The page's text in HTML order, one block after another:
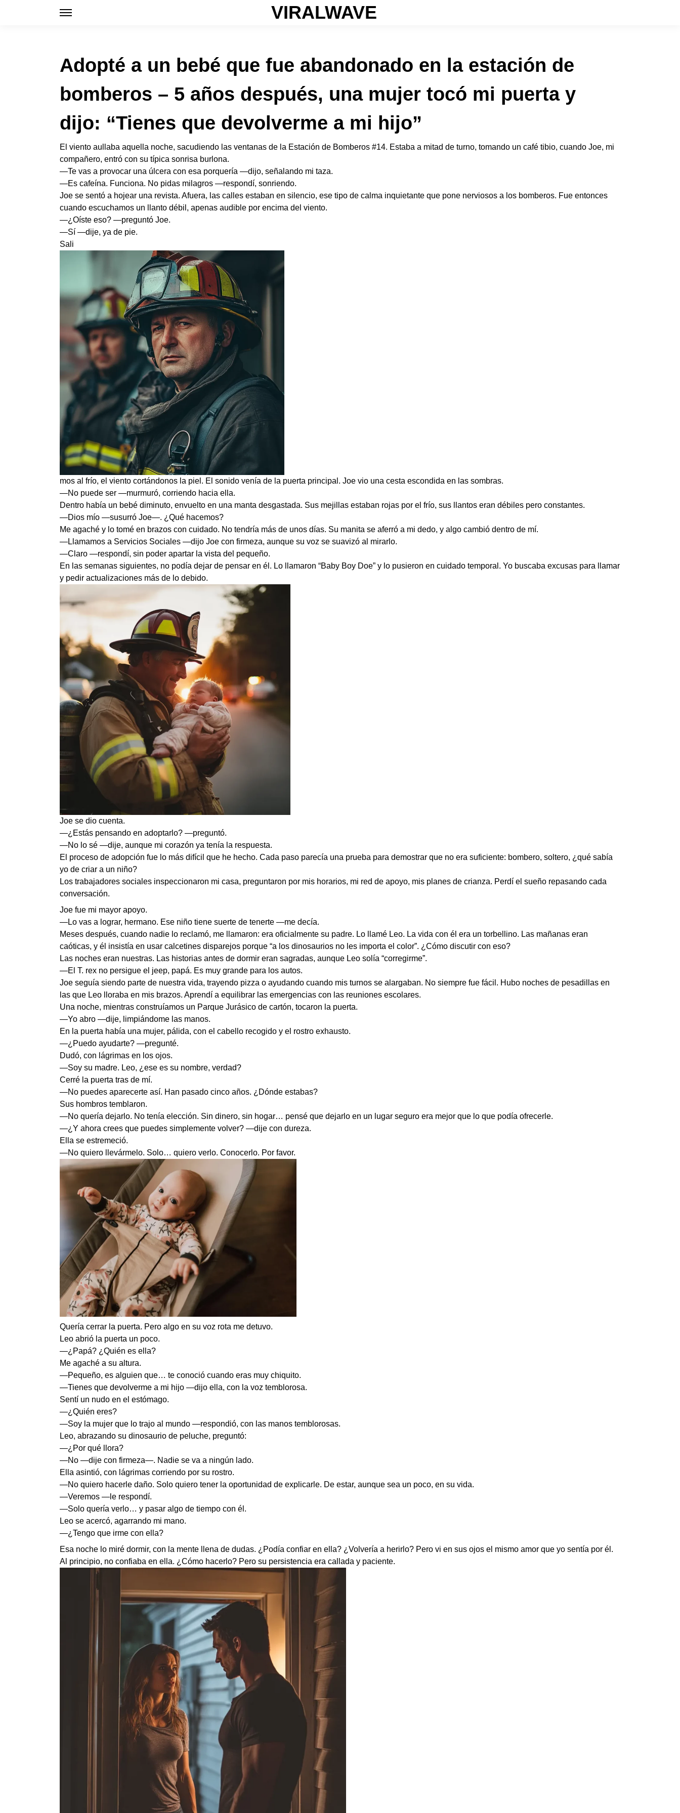
VIRALWAVE
Adopté a un bebé que fue abandonado en la estación de
bomberos – 5 años después, una mujer tocó mi puerta y
dijo: “Tienes que devolverme a mi hijo”
El viento aullaba aquella noche, sacudiendo las ventanas de la Estación de Bomberos #14. Estaba a mitad de turno, tomando un café tibio, cuando Joe, mi
compañero, entró con su típica sonrisa burlona.
—Te vas a provocar una úlcera con esa porquería —dijo, señalando mi taza.
—Es cafeína. Funciona. No pidas milagros —respondí, sonriendo.
Joe se sentó a hojear una revista. Afuera, las calles estaban en silencio, ese tipo de calma inquietante que pone nerviosos a los bomberos. Fue entonces
cuando escuchamos un llanto débil, apenas audible por encima del viento.
—¿Oíste eso? —preguntó Joe.
—Sí —dije, ya de pie.
Sali
mos al frío, el viento cortándonos la piel. El sonido venía de la puerta principal. Joe vio una cesta escondida en las sombras.
—No puede ser —murmuró, corriendo hacia ella.
Dentro había un bebé diminuto, envuelto en una manta desgastada. Sus mejillas estaban rojas por el frío, sus llantos eran débiles pero constantes.
—Dios mío —susurró Joe—. ¿Qué hacemos?
Me agaché y lo tomé en brazos con cuidado. No tendría más de unos días. Su manita se aferró a mi dedo, y algo cambió dentro de mí.
—Llamamos a Servicios Sociales —dijo Joe con firmeza, aunque su voz se suavizó al mirarlo.
—Claro —respondí, sin poder apartar la vista del pequeño.
En las semanas siguientes, no podía dejar de pensar en él. Lo llamaron “Baby Boy Doe” y lo pusieron en cuidado temporal. Yo buscaba excusas para llamar
y pedir actualizaciones más de lo debido.
Joe se dio cuenta.
—¿Estás pensando en adoptarlo? —preguntó.
—No lo sé —dije, aunque mi corazón ya tenía la respuesta.
El proceso de adopción fue lo más difícil que he hecho. Cada paso parecía una prueba para demostrar que no era suficiente: bombero, soltero, ¿qué sabía
yo de criar a un niño?
Los trabajadores sociales inspeccionaron mi casa, preguntaron por mis horarios, mi red de apoyo, mis planes de crianza. Perdí el sueño repasando cada
conversación.
Joe fue mi mayor apoyo.
—Lo vas a lograr, hermano. Ese niño tiene suerte de tenerte —me decía.
Meses después, cuando nadie lo reclamó, me llamaron: era oficialmente su padre. Lo llamé Leo. La vida con él era un torbellino. Las mañanas eran
caóticas, y él insistía en usar calcetines disparejos porque “a los dinosaurios no les importa el color”. ¿Cómo discutir con eso?
Las noches eran nuestras. Las historias antes de dormir eran sagradas, aunque Leo solía “corregirme”.
—El T. rex no persigue el jeep, papá. Es muy grande para los autos.
Joe seguía siendo parte de nuestra vida, trayendo pizza o ayudando cuando mis turnos se alargaban. No siempre fue fácil. Hubo noches de pesadillas en
las que Leo lloraba en mis brazos. Aprendí a equilibrar las emergencias con las reuniones escolares.
Una noche, mientras construíamos un Parque Jurásico de cartón, tocaron la puerta.
—Yo abro —dije, limpiándome las manos.
En la puerta había una mujer, pálida, con el cabello recogido y el rostro exhausto.
—¿Puedo ayudarte? —pregunté.
Dudó, con lágrimas en los ojos.
—Soy su madre. Leo, ¿ese es su nombre, verdad?
Cerré la puerta tras de mí.
—No puedes aparecerte así. Han pasado cinco años. ¿Dónde estabas?
Sus hombros temblaron.
—No quería dejarlo. No tenía elección. Sin dinero, sin hogar… pensé que dejarlo en un lugar seguro era mejor que lo que podía ofrecerle.
—¿Y ahora crees que puedes simplemente volver? —dije con dureza.
Ella se estremeció.
—No quiero llevármelo. Solo… quiero verlo. Conocerlo. Por favor.
Quería cerrar la puerta. Pero algo en su voz rota me detuvo.
Leo abrió la puerta un poco.
—¿Papá? ¿Quién es ella?
Me agaché a su altura.
—Pequeño, es alguien que… te conoció cuando eras muy chiquito.
—Tienes que devolverme a mi hijo —dijo ella, con la voz temblorosa.
Sentí un nudo en el estómago.
—¿Quién eres?
—Soy la mujer que lo trajo al mundo —respondió, con las manos temblorosas.
Leo, abrazando su dinosaurio de peluche, preguntó:
—¿Por qué llora?
—No —dije con firmeza—. Nadie se va a ningún lado.
Ella asintió, con lágrimas corriendo por su rostro.
—No quiero hacerle daño. Solo quiero tener la oportunidad de explicarle. De estar, aunque sea un poco, en su vida.
—Veremos —le respondí.
—Solo quería verlo… y pasar algo de tiempo con él.
Leo se acercó, agarrando mi mano.
—¿Tengo que irme con ella?
Esa noche lo miré dormir, con la mente llena de dudas. ¿Podía confiar en ella? ¿Volvería a herirlo? Pero vi en sus ojos el mismo amor que yo sentía por él.
Al principio, no confiaba en ella. ¿Cómo hacerlo? Pero su persistencia era callada y paciente.